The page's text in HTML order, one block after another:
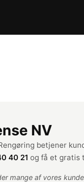
NV
betjener
40 21 og få et gratis
mange af vores